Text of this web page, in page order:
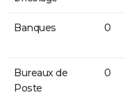
Banques 0
Bureaux de
Poste
0